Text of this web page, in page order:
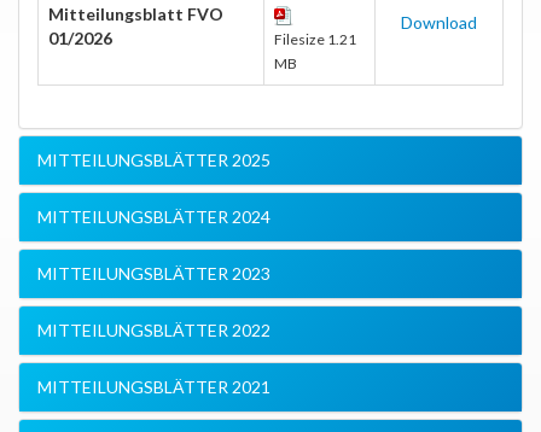
Mitteilungsblatt FVO
01/2026
Filesize 1.21
MB
Download
MITTEILUNGSBLÄTTER 2025
MITTEILUNGSBLÄTTER 2024
MITTEILUNGSBLÄTTER 2023
MITTEILUNGSBLÄTTER 2022
MITTEILUNGSBLÄTTER 2021